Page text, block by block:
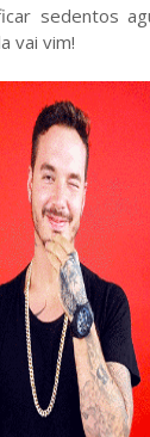
sedentos
vai vim!